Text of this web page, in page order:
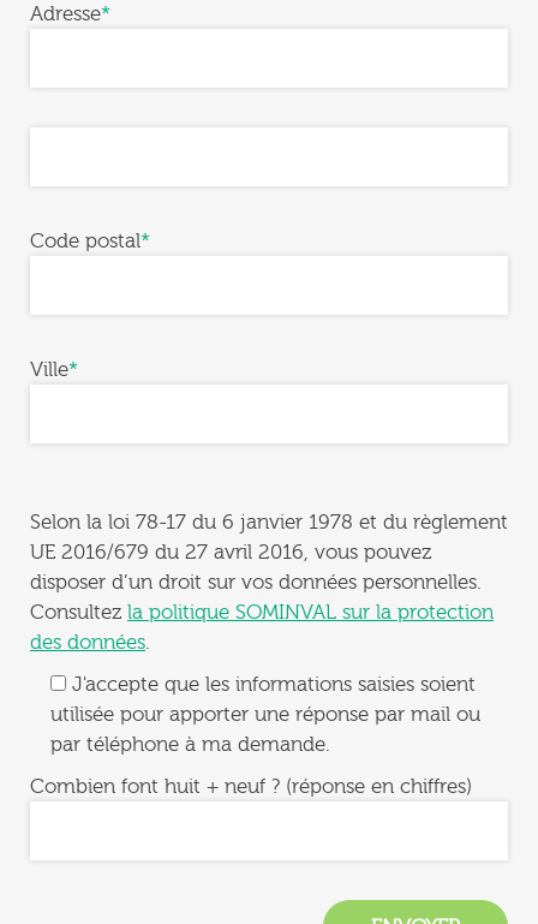
Adresse*
Code postal*
Ville*
Selon la loi 78-17 du 6 janvier 1978 et du règlement
UE 2016/679 du 27 avril 2016, vous pouvez
disposer d’un droit sur vos données personnelles.
Consultez la politique SOMINVAL sur la protection
des données
J'accepte que les informations saisies soient
utilisée pour apporter une réponse par mail ou
par téléphone à ma demande.
Combien font huit + neuf ? (réponse en chiffres)